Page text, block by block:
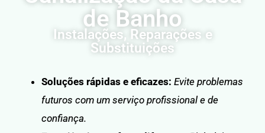
de Banho
Instalações, Reparações e
Substituições
Soluções rápidas e eficazes: Evite problemas
futuros com um serviço profissional e de
confiança.